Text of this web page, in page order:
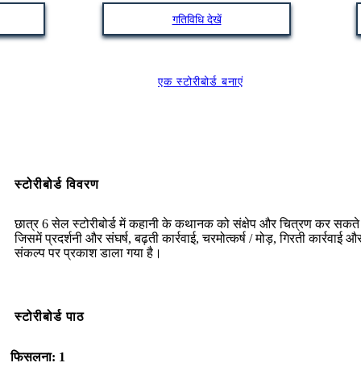
गतिविधि देखें
एक स्टोरीबोर्ड बनाएं
स्टोरीबोर्ड विवरण
छात्र 6 सेल स्टोरीबोर्ड में कहानी के कथानक को संक्षेप और चित्रण कर
जिसमें प्रदर्शनी और संघर्ष, बढ़ती कार्रवाई, चरमोत्कर्ष / मोड़, गिरती कार्रवाई
संकल्प पर प्रकाश डाला गया है।
स्टोरीबोर्ड पाठ
फिसलना: 1